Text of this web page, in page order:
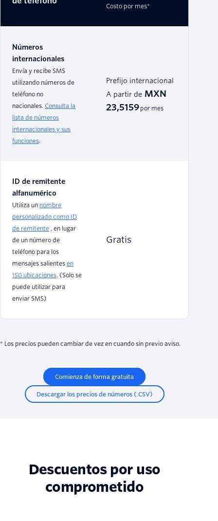
Costo por mes*
Números
internacionales
Envía y recibe SMS
utilizando números de
teléfono no
nacionales. Consulta la
lista de números
internacionales y sus
funciones.
Prefijo internacional
A partir de MXN
23,5159 por mes
ID de remitente
alfanumérico
Utiliza un nombre
personalizado como ID
de remitente , en lugar
de un número de
teléfono para los
mensajes salientes en
150 ubicaciones. (Solo se
puede utilizar para
enviar SMS)
Gratis
* Los precios pueden cambiar de vez en cuando sin previo aviso.
Comienza de forma gratuita
Descargar los precios de números (.CSV)
Descuentos por uso
comprometido